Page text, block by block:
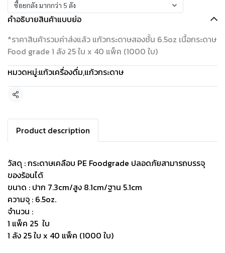
ซื้อยกลัง มากกว่า 5 ลัง
คำอธิบายสินค้าแบบย่อ
*ราคาสินค้ารวมค่าส่งแล้ว แก้วกระดาษสองชั้น 6.5oz เนื้อกระดาษ
Food grade 1 ลัง 25 ใบ x 40 แพ็ค (1000 ใบ)
หมวดหมู่:แก้วเครื่องดื่ม,แก้วกระดาษ
แชร์
Product description
วัสดุ : กระดาษเคลือบ PE Foodgrade ปลอดภัยสามารถบรรจุ
ของร้อนได้
ขนาด : ปาก 7.3cm/สูง 8.1cm/ฐาน 5.1cm
ความจุ : 6.5oz.
จำนวน :
1 แพ็ค 25 ใบ
1 ลัง 25 ใบ x 40 แพ็ค (1000 ใบ)